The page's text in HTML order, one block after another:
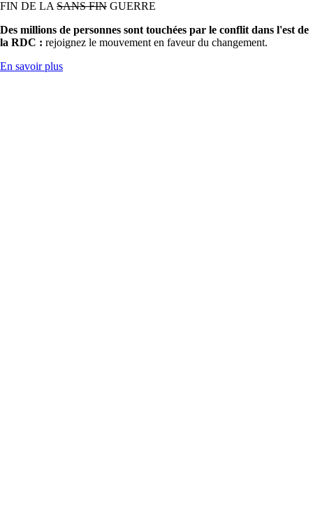
FIN DE LA SANS FIN GUERRE
Des millions de personnes sont touchées par le conflit dans l'est de
la RDC : rejoignez le mouvement en faveur du changement.
En savoir plus